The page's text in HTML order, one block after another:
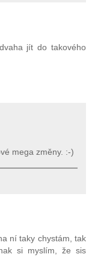
jít do takového
mega změny. :-)
ní taky chystám, tak
si myslím, že sis